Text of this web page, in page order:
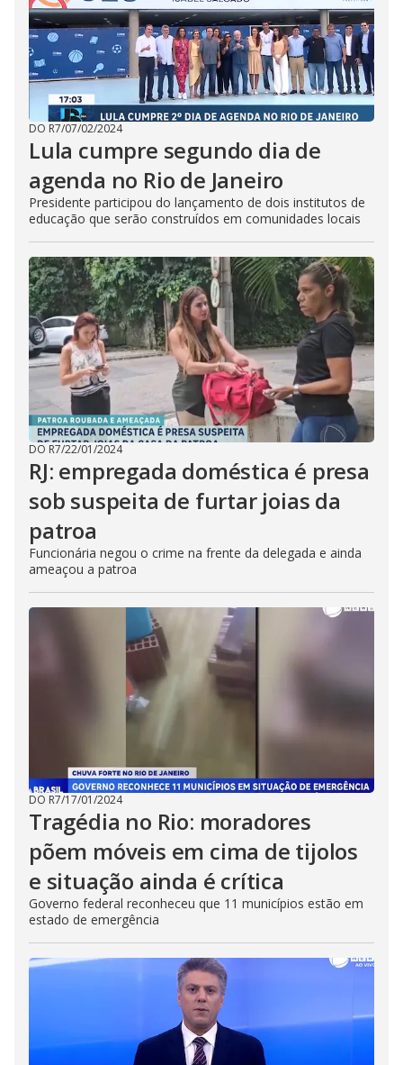
DO R7/07/02/2024
Lula cumpre segundo dia de
agenda no Rio de Janeiro
Presidente participou do lançamento de dois institutos de
educação que serão construídos em comunidades locais
DO R7/22/01/2024
RJ: empregada doméstica é presa
sob suspeita de furtar joias da
patroa
Funcionária negou o crime na frente da delegada e ainda
ameaçou a patroa
DO R7/17/01/2024
Tragédia no Rio: moradores
põem móveis em cima de tijolos
e situação ainda é crítica
Governo federal reconheceu que 11 municípios estão em
estado de emergência